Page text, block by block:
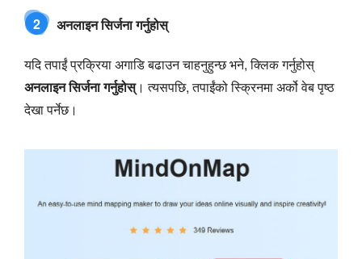
2 अनलाइन सिर्जना गर्नुहोस्
यदि तपाईं प्रक्रिया अगाडि बढाउन चाहनुहुन्छ भने, क्लिक गर्नुहोस्
अनलाइन सिर्जना गर्नुहोस्। त्यसपछि, तपाईंको स्क्रिनमा अर्को वेब पृष्ठ
देखा पर्नेछ।